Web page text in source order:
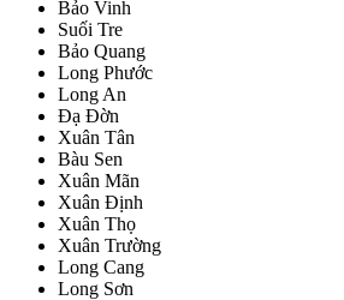
Bảo Vinh
Suối Tre
Bảo Quang
Long Phước
Long An
Đạ Đờn
Xuân Tân
Bàu Sen
Xuân Mãn
Xuân Định
Xuân Thọ
Xuân Trường
Long Cang
Long Sơn